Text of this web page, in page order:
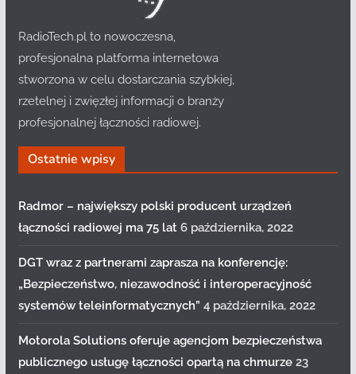
RadioTech.pl to nowoczesna,
profesjonalna platforma internetowa
stworzona w celu dostarczania szybkiej,
rzetelnej i zwięzłej informacji o branży
profesjonalnej łączności radiowej.
Ostatnie wpisy
Radmor – największy polski producent urządzeń
łączności radiowej ma 75 lat 6 października, 2022
DGT wraz z partnerami zaprasza na konferencję:
„Bezpieczeństwo, niezawodność i interoperacyjność
systemów teleinformatycznych” 4 października, 2022
Motorola Solutions oferuje agencjom bezpieczeństwa
publicznego usługę łączności opartą na chmurze 23